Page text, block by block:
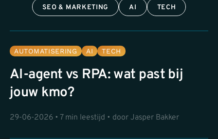
SEO & MARKETING AI TECH
AUTOMATISERING AI TECH
AI-agent vs RPA: wat past bij
jouw kmo?
29-06-2026 • 7 min leestijd • door Jasper Bakker